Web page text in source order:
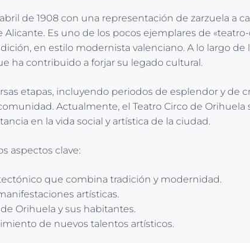
de 1908 con una representación de zarzuela a
Es uno de los pocos ejemplares de
en estilo modernista valenciano. A lo largo
ha contribuido a forjar su legado cultural.
etapas, incluyendo periodos de esplendor y de
Actualmente, el Teatro Circo de
en la vida social y artística de la ciudad.
aspectos clave:
que combina tradición y modernidad.
artísticas.
Orihuela y sus habitantes.
de nuevos talentos artísticos.